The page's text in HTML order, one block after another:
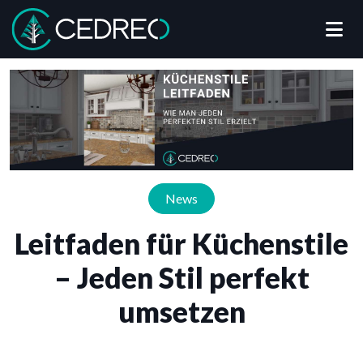
Cedreo
Leitfaden für Küchenstile
– Jeden Stil perfekt
umsetzen
News